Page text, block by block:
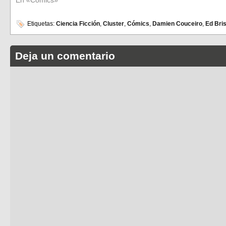
Etiquetas: Ciencia Ficción, Cluster, Cómics, Damien Couceiro, Ed
Deja un comentario